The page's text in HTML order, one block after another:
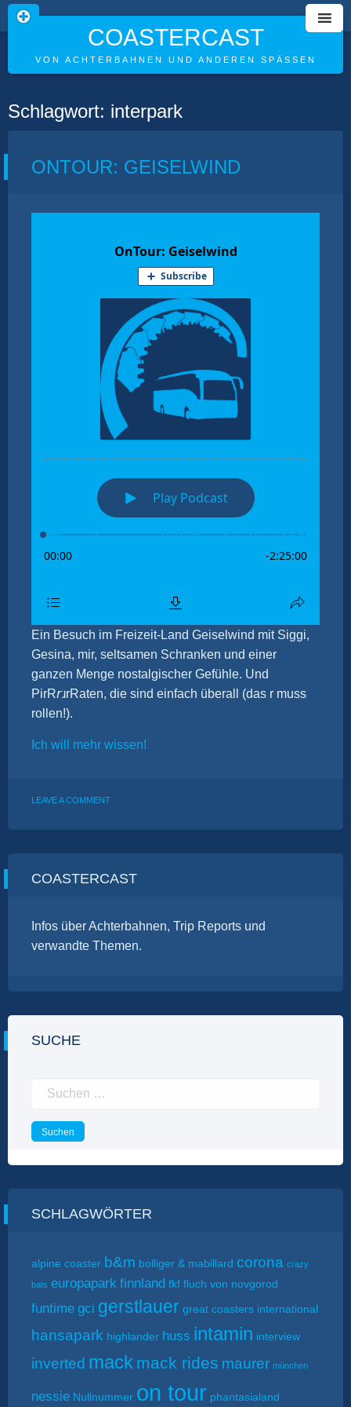
COASTERCAST
VON ACHTERBAHNEN UND ANDEREN SPÄSSEN
Skip
Schlagwort: interpark
ONTOUR: GEISELWIND
Ein Besuch im Freizeit-Land Geiselwind mit Siggi,
Gesina, mir, seltsamen Schranken und einer
ganzen Menge nostalgischer Gefühle. Und
PirR𝘳ɹrRaten, die sind einfach überall (das r muss
rollen!).
Ich will mehr wissen!
LEAVE A COMMENTON
COASTERCAST
Infos über Achterbahnen, Trip Reports und
verwandte Themen.
SUCHE
Suchen
SCHLAGWÖRTER
alpine coaster b&m bolliger & mabillard corona crazy
bats europapark finnland fkf fluch von novgorod
funtime gci gerstlauer great coasters international
hansapark highlander huss intamin interview
inverted mack mack rides maurer münchen
nessie Nullnummer on tour phantasialand